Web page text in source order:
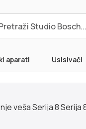
aparati Usisivači